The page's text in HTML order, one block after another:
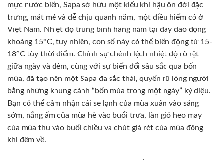
mực nước biển, Sapa sở hữu một kiểu khí hậu ôn đới đặc
trưng, mát mẻ và dễ chịu quanh năm, một điều hiếm có ở
Việt Nam. Nhiệt độ trung bình hàng năm tại đây dao động
khoảng 15°C, tuy nhiên, con số này có thể biến động từ 15-
18°C tùy thời điểm. Chính sự chênh lệch nhiệt độ rõ rệt
giữa ngày và đêm, cùng với sự biến đổi sâu sắc qua bốn
mùa, đã tạo nên một Sapa đa sắc thái, quyến rũ lòng người
bằng những khung cảnh “bốn mùa trong một ngày” kỳ diệu.
Bạn có thể cảm nhận cái se lạnh của mùa xuân vào sáng
sớm, nắng ấm của mùa hè vào buổi trưa, làn gió heo may
của mùa thu vào buổi chiều và chút giá rét của mùa đông
khi đêm về.